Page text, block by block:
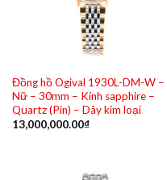
Đồng hồ Ogival 1930L-DM-W –
Nữ – 30mm – Kính sapphire –
Quartz (Pin) – Dây kim loại
13,000,000.00₫